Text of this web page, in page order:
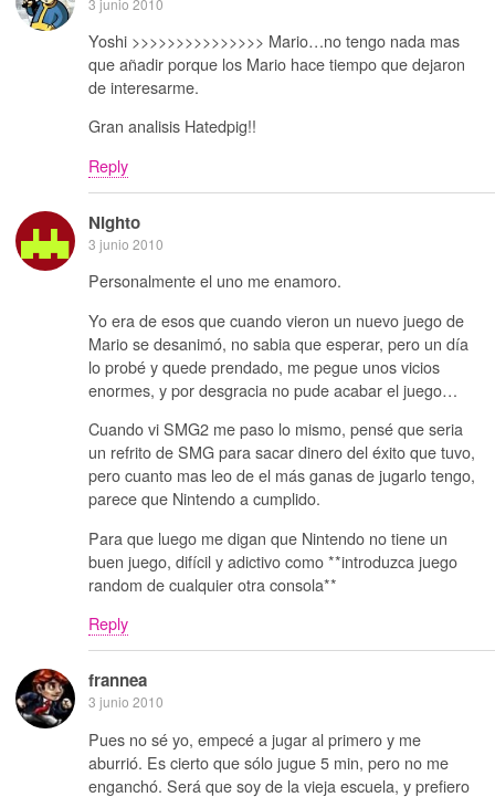
Yoshi >>>>>>>>>>>>>>> Mario…no tengo nada mas
que añadir porque los Mario hace tiempo que dejaron
de interesarme.
Gran analisis Hatedpig!!
Reply
Nighto
3 junio 2010
Personalmente el uno me enamoro.
Yo era de esos que cuando vieron un nuevo juego de
Mario se desanimó, no sabia que esperar, pero un día
lo probé y quede prendado, me pegue unos vicios
enormes, y por desgracia no pude acabar el juego…
Cuando vi SMG2 me paso lo mismo, pensé que seria
un refrito de SMG para sacar dinero del éxito que tuvo,
pero cuanto mas leo de el más ganas de jugarlo tengo,
parece que Nintendo a cumplido.
Para que luego me digan que Nintendo no tiene un
buen juego, difícil y adictivo como **introduzca juego
random de cualquier otra consola**
Reply
frannea
3 junio 2010
Pues no sé yo, empecé a jugar al primero y me
aburrió. Es cierto que sólo jugue 5 min, pero no me
enganchó. Será que soy de la vieja escuela, y prefiero